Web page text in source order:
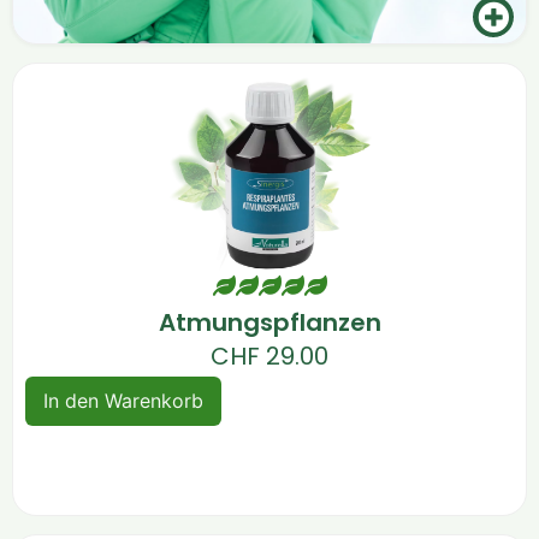
Durch die Nutzung von unseren
hochwertigen, wintertauglichen Produkten
setzen Sie alle Chancen auf Ihre Seite, um
der kalten Jahreszeit zu begegnen.
Diese Ergänzungen, die aus Vitaminen,
Mineralien und natürlichen Extrakten
bestehen, stärken Ihre natürlichen
Abwehrkräfte, stimulieren Ihre Vitalität und
unterstützen Sie, um trotz der
Winterstrenge in Form zu bleiben.
Atmungspflanzen
CHF 29.00
In den Warenkorb